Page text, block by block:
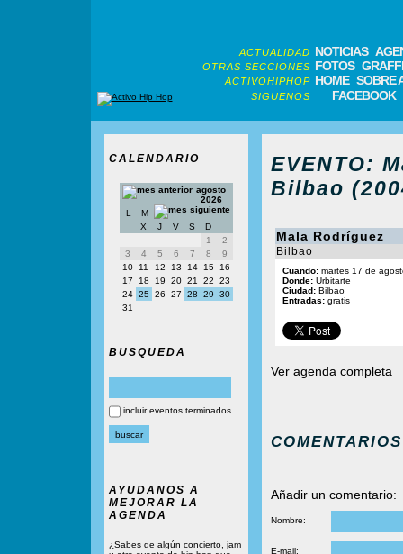
ACTUALIDAD NOTICIAS
OTRAS SECCIONES FOTOS
ACTIVOHIPHOP HOME SOBRE
SIGUENOS FACEBOOK
CALENDARIO
agosto
2026
L
M
X
J V S
D
1
2
3
4 5 6 7 8
9
10
11 12 13 14 15
16
17
18 19 20 21 22
23
24 25 26 27 28 29
30
31
BUSQUEDA
incluir eventos terminados
AYUDANOS A
MEJORAR LA
AGENDA
¿Sabes de algún concierto, jam
EVENTO:
Bilbao
Mala Rodríguez
Bilbao
Cuando:martes 17 de
Donde:Urbitarte
Ciudad:Bilbao
Entradas: gratis
Ver agenda completa
COMENTARIOS
Añadir un comentario:
Nombre:
E-mail: